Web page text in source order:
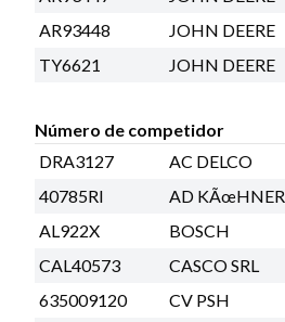
AR93448
JOHN DEERE
TY6621
JOHN DEERE
Número de competidor
DRA3127
AC DELCO
40785RI
AD KÃœHNER
AL922X
BOSCH
CAL40573
CASCO SRL
635009120
CV PSH